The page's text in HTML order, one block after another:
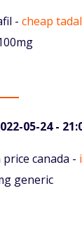
- cheap
05-24 -
canada -
generic